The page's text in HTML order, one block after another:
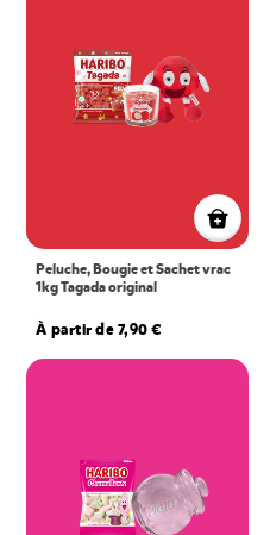
Peluche, Bougie et Sachet vrac
1kg Tagada original
À partir de 7,90 €